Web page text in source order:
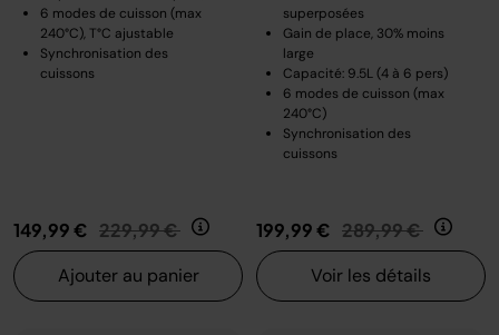
6 modes de cuisson (max
240°C), T°C ajustable
Synchronisation des
cuissons
149,99 € Prix réduit de
229,99 € au
Ajouter au panier
superposées
Gain de place, 30% moins
large
Capacité: 9.5L (4 à 6 pers)
6 modes de cuisson (max
240°C)
Synchronisation des
cuissons
199,99 € Prix réduit de
289,99 € au
Voir les détails